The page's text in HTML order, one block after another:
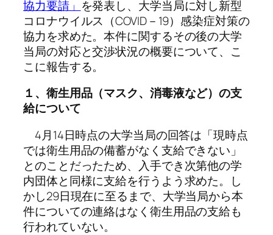
協力要請」 を発表し、大学当局に対し新型
コロナウイルス（COVID－19）感染症対策の
協力を求めた。本件に関するその後の大学
当局の対応と交渉状況の概要について、こ
こに報告する。
１、衛生用品（マスク、消毒液など）の支
給について
4月14日時点の大学当局の回答は「現時点
では衛生用品の備蓄がなく支給できない」
とのことだったため、入手でき次第他の学
内団体と同様に支給を行うよう求めた。し
かし29日現在に至るまで、大学当局から本
件についての連絡はなく衛生用品の支給も
行われていない。